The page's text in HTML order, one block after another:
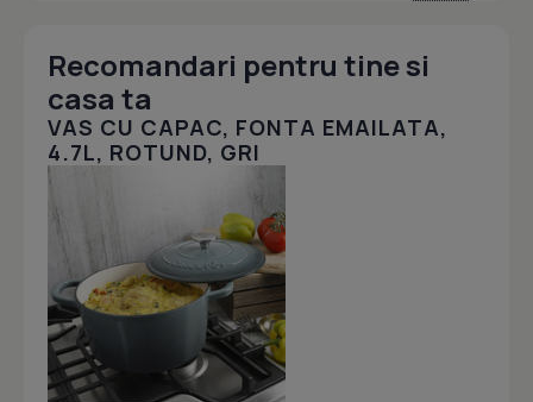
Recomandari pentru tine si
casa ta
VAS CU CAPAC, FONTA EMAILATA,
4.7L, ROTUND, GRI